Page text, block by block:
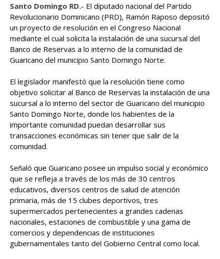
Santo Domingo RD.- El diputado nacional del Partido
Revolucionario Dominicano (PRD), Ramón Raposo depositó
un proyecto de resolución en el Congreso Nacional
mediante el cual solicita la instalación de una sucursal del
Banco de Reservas a lo interno de la comunidad de
Guaricano del municipio Santo Domingo Norte.
El legislador manifestó que la resolución tiene como
objetivo solicitar al Banco de Reservas la instalación de una
sucursal a lo interno del sector de Guaricano del municipio
Santo Domingo Norte, donde los habientes de la
importante comunidad puedan desarrollar sus
transacciones económicas sin tener que salir de la
comunidad.
Señaló que Guaricano posee un impulso social y económico
que se refleja a través de los más de 30 centros
educativos, diversos centros de salud de atención
primaria, más de 15 clubes deportivos, tres
supermercados pertenecientes a grandes cadenas
nacionales, estaciones de combustible y una gama de
comercios y dependencias de instituciones
gubernamentales tanto del Gobierno Central como local.